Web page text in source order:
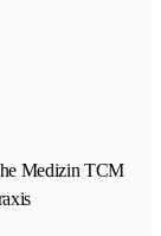
Medizin TCM